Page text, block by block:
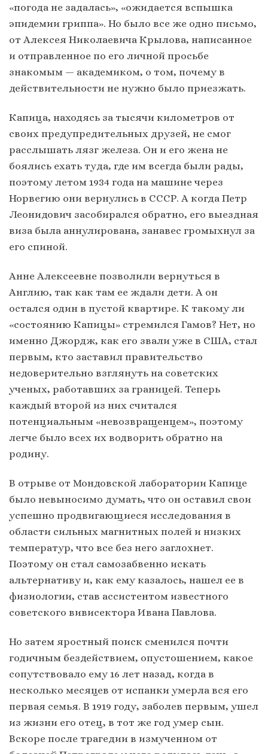
«погода не задалась», «ожидается вспышка
эпидемии гриппа». Но было все же одно письмо,
от Алексея Николаевича Крылова, написанное
и отправленное по его личной просьбе
знакомым — академиком, о том, почему в
действительности не нужно было приезжать.
Капица, находясь за тысячи километров от
своих предупредительных друзей, не смог
расслышать лязг железа. Он и его жена не
боялись ехать туда, где им всегда были рады,
поэтому летом 1934 года на машине через
Норвегию они вернулись в СССР. А когда Петр
Леонидович засобирался обратно, его выездная
виза была аннулирована, занавес громыхнул за
его спиной.
Анне Алексеевне позволили вернуться в
Англию, так как там ее ждали дети. А он
остался один в пустой квартире. К такому ли
«состоянию Капицы» стремился Гамов? Нет, но
именно Джордж, как его звали уже в США, стал
первым, кто заставил правительство
недоверительно взглянуть на советских
ученых, работавших за границей. Теперь
каждый второй из них считался
потенциальным «невозвращенцем», поэтому
легче было всех их водворить обратно на
родину.
В отрыве от Мондовской лаборатории Капице
было невыносимо думать, что он оставил свои
успешно продвигающиеся исследования в
области сильных магнитных полей и низких
температур, что все без него заглохнет.
Поэтому он стал самозабвенно искать
альтернативу и, как ему казалось, нашел ее в
физиологии, став ассистентом известного
советского вивисектора Ивана Павлова.
Но затем яростный поиск сменился почти
годичным бездействием, опустошением, какое
сопутствовало ему 16 лет назад, когда в
несколько месяцев от испанки умерла вся его
первая семья. В 1919 году, заболев первым, ушел
из жизни его отец, в тот же год умер сын.
Вскоре после трагедии в измученном от